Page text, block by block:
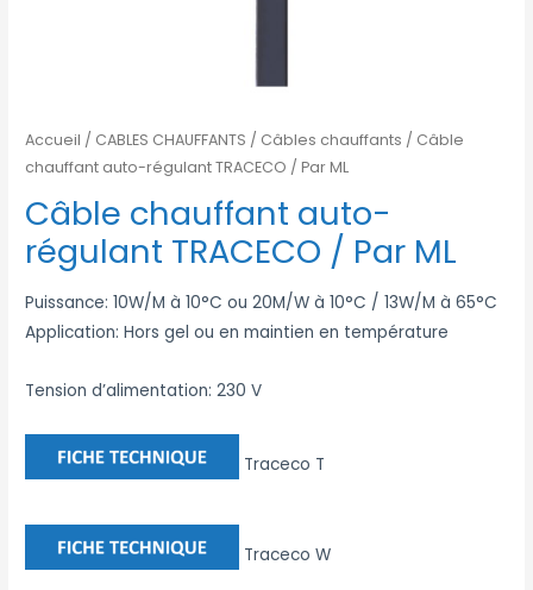
Accueil / CABLES CHAUFFANTS / Câbles chauffants / Câble
chauffant auto-régulant TRACECO / Par ML
Câble chauffant auto-
régulant TRACECO / Par ML
Puissance: 10W/M à 10°C ou 20M/W à 10°C / 13W/M à 65°C
Application: Hors gel ou en maintien en température
Tension d’alimentation: 230 V
Traceco T
Traceco W